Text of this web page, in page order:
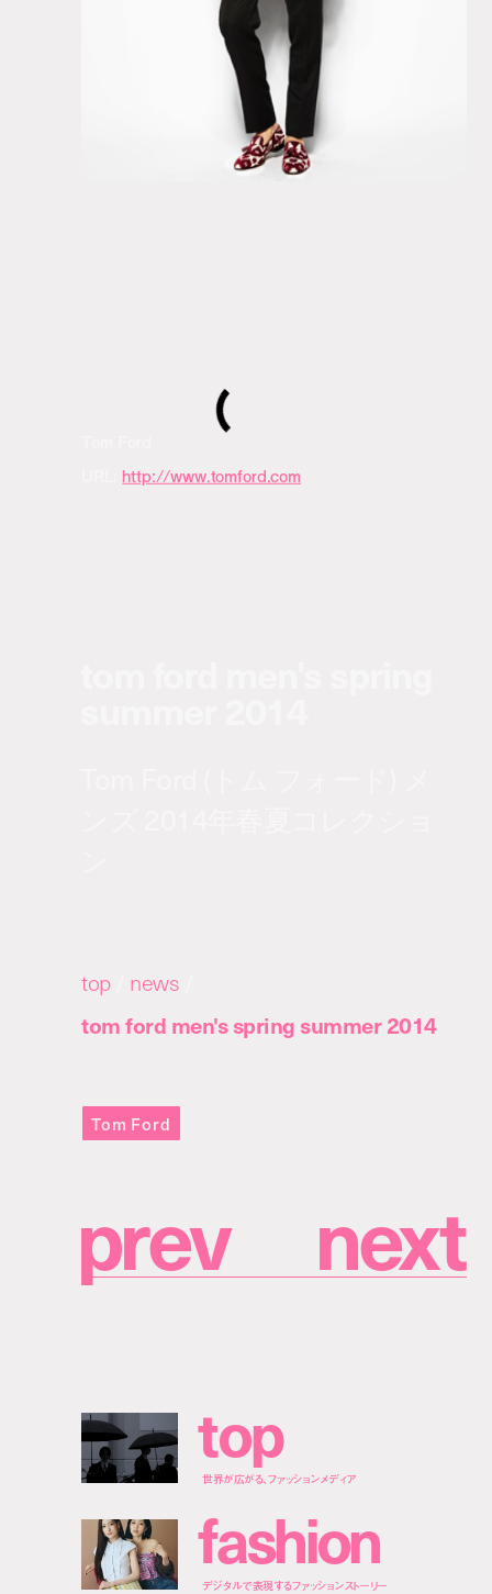
URL:http://www.tomford.com
top/ news
tom ford men's spring summer 2014
Tom Ford
prev next
top
世界が広がる、ファッションメディア
fashion
デジタルで表現するファッションストーリー